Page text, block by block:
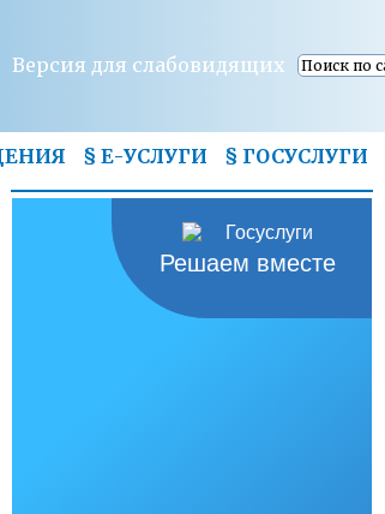
Версия для слабовидящих
§ Е-УСЛУГИ § ГОСУСЛУГИ
Решаем вместе